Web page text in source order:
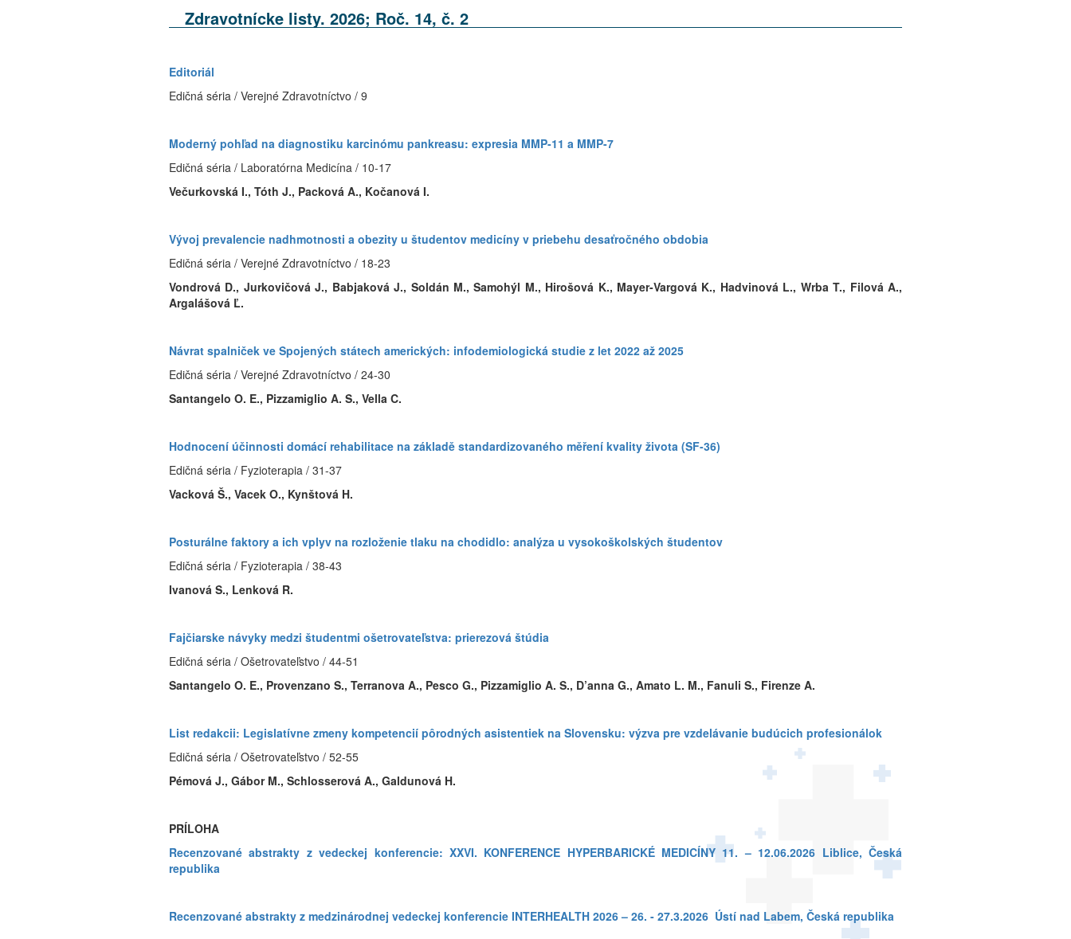
Zdravotnícke listy. 2026; Roč. 14, č. 2
Editoriál
Edičná séria / Verejné Zdravotníctvo / 9
Moderný pohľad na diagnostiku karcinómu pankreasu: expresia MMP-11 a MMP-7
Edičná séria / Laboratórna Medicína / 10-17
Večurkovská I., Tóth J., Packová A., Kočanová I.
Vývoj prevalencie nadhmotnosti a obezity u študentov medicíny v priebehu desaťročného obdobia
Edičná séria / Verejné Zdravotníctvo / 18-23
Vondrová D., Jurkovičová J., Babjaková J., Soldán M., Samohýl M., Hirošová K., Mayer-Vargová K., Hadvinová L., Wrba T., Filová A.,
Argalášová Ľ.
Návrat spalniček ve Spojených státech amerických: infodemiologická studie z let 2022 až 2025
Edičná séria / Verejné Zdravotníctvo / 24-30
Santangelo O. E., Pizzamiglio A. S., Vella C.
Hodnocení účinnosti domácí rehabilitace na základě standardizovaného měření kvality života (SF-36)
Edičná séria / Fyzioterapia / 31-37
Vacková Š., Vacek O., Kynštová H.
Posturálne faktory a ich vplyv na rozloženie tlaku na chodidlo: analýza u vysokoškolských študentov
Edičná séria / Fyzioterapia / 38-43
Ivanová S., Lenková R.
Fajčiarske návyky medzi študentmi ošetrovateľstva: prierezová štúdia
Edičná séria / Ošetrovateľstvo / 44-51
Santangelo O. E., Provenzano S., Terranova A., Pesco G., Pizzamiglio A. S., D’anna G., Amato L. M., Fanuli S., Firenze A.
List redakcii: Legislatívne zmeny kompetencií pôrodných asistentiek na Slovensku: výzva pre vzdelávanie budúcich profesionálok
Edičná séria / Ošetrovateľstvo / 52-55
Pémová J., Gábor M., Schlosserová A., Galdunová H.
PRÍLOHA
Recenzované abstrakty z vedeckej konferencie: XXVI. KONFERENCE HYPERBARICKÉ MEDICÍNY 11. – 12.06.2026 Liblice, Česká
republika
Recenzované abstrakty z medzinárodnej vedeckej konferencie INTERHEALTH 2026 – 26. - 27.3.2026 Ústí nad Labem, Česká republika